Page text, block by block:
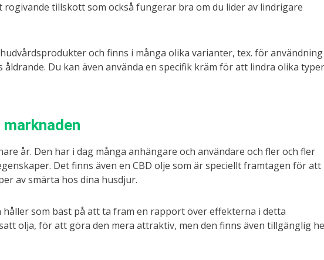
tillskott som också fungerar bra om du lider av lindrigare
och finns i många olika varianter, tex. för användning
Du kan även använda en specifik kräm för att lindra olika typer
marknaden
år. Den har i dag många anhängare och användare och fler och fler
Det finns även en CBD olje som är speciellt framtagen för att
av smärta hos dina husdjur.
som bäst på att ta fram en rapport över effekterna i detta
olja, för att göra den mera attraktiv, men den finns även tillgänglig